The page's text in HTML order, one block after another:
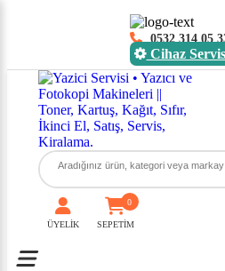
0532 314 05
Cihaz
ÜYELİK SEPETİM
0
Toggle mobile menu